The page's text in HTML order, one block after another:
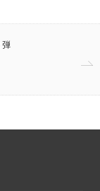
弾